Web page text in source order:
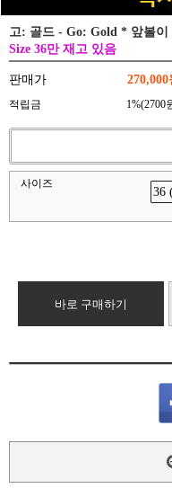
고: 골드 - Go: Gold * 앞볼
Size 36만 재고 있음
판매가 270,000
적립금 1%(2700
사이즈
36
바로 구매하기